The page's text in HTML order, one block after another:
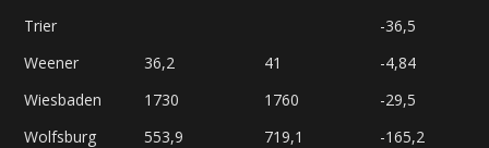
Trier
-36,5
Weener
36,2 41
-4,84
Wiesbaden
1730 1760
-29,5
Wolfsburg
553,9 719,1
-165,2